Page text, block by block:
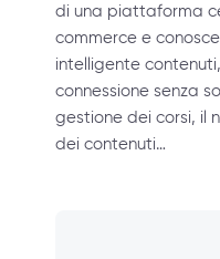
di una piattaforma
commerce e
intelligente
connessione senza
gestione dei corsi, il
dei contenuti…